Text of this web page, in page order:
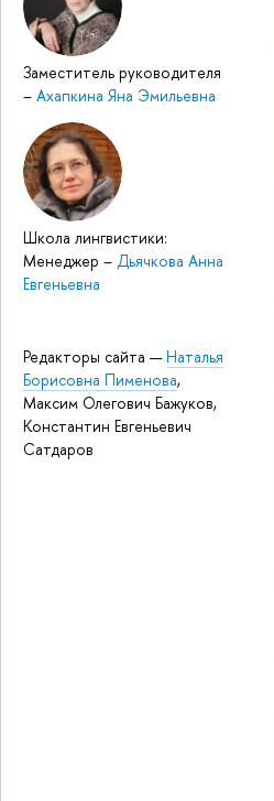
Заместитель руководителя
– Ахапкина Яна Эмильевна
Школа лингвистики:
Менеджер – Дьячкова Анна
Евгеньевна
Редакторы сайта —Наталья
Борисовна Пименова,
Максим Олегович Бажуков,
Константин Евгеньевич
Сатдаров